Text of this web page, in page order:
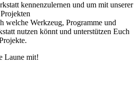
kennenzulernen und um mit unserer
welche Werkzeug, Programme und
nutzen könnt und unterstützen Euch
Laune mit!